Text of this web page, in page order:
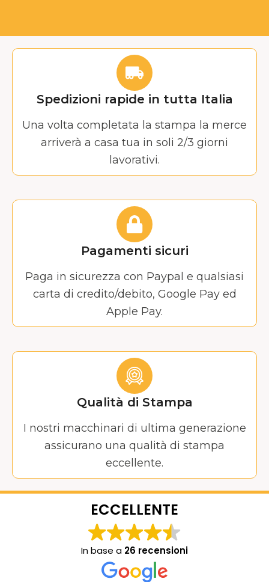
Spedizioni rapide in tutta Italia
Una volta completata la stampa la merce
arriverà a casa tua in soli 2/3 giorni
lavorativi.
Pagamenti sicuri
Paga in sicurezza con Paypal e qualsiasi
carta di credito/debito, Google Pay ed
Apple Pay.
Qualità di Stampa
I nostri macchinari di ultima generazione
assicurano una qualità di stampa
eccellente.
ECCELLENTE
In base a 26 recensioni